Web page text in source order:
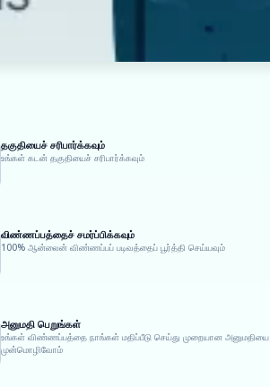
தகுதியைச் சரிபார்க்கவும்
உங்கள் கடன் தகுதியைச் சரிபார்க்கவும்
விண்ணப்பத்தைச் சமர்ப்பிக்கவும்
100% ஆன்லைன் விண்ணப்பப் படிவத்தைப் பூர்த்தி செய்யவும்
அனுமதி பெறுங்கள்
உங்கள் விண்ணப்பத்தை நாங்கள் மதிப்பீடு செய்து முறையான அனுமதியை
முன்மொழிவோம்